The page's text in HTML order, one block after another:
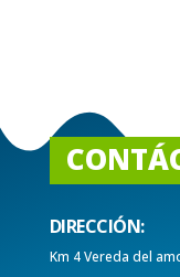
DIRECCIÓN:
Km 4 Vereda del